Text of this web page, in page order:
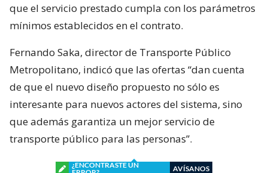
que el servicio prestado cumpla con los parámetros
mínimos establecidos en el contrato.
Fernando Saka, director de Transporte Público
Metropolitano, indicó que las ofertas “dan cuenta
de que el nuevo diseño propuesto no sólo es
interesante para nuevos actores del sistema, sino
que además garantiza un mejor servicio de
transporte público para las personas”.
¿ENCONTRASTE UN
AVÍSANOS